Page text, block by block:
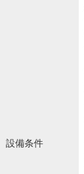
設備条件